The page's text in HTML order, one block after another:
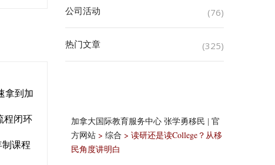
拿到加
程闭环
课程
公司活动 (76)
热门文章 (325)
加拿大国际教育服务中心 张学勇移民 | 官
方网站 > 综合 > 读研还是读College？从移
民角度讲明白